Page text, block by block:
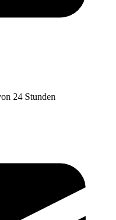
24 Stunden